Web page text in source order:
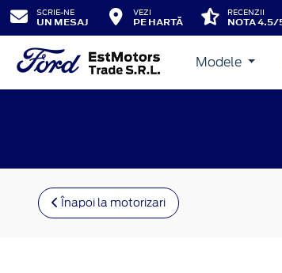
SCRIE-NE
UN MESAJ
VEZI
PE HARTĂ
RECENZII
NOTA 4.5/
Modele
Înapoi la motorizari